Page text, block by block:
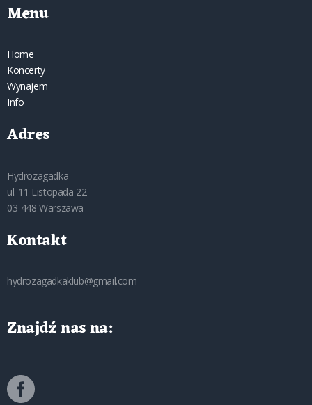
Menu
Home
Koncerty
Wynajem
Info
Adres
Hydrozagadka
ul. 11 Listopada 22
03-448 Warszawa
Kontakt
hydrozagadkaklub@gmail.com
Znajdź nas na: